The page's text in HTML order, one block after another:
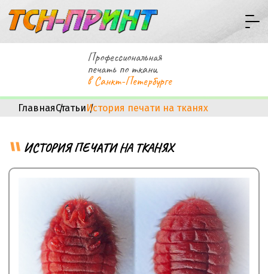
Профессиональная
печать по ткани
в Санкт-Петербурге
ГлавнаяСтатьиИстория печати на тканях
ИСТОРИЯ ПЕЧАТИ НА ТКАНЯХ